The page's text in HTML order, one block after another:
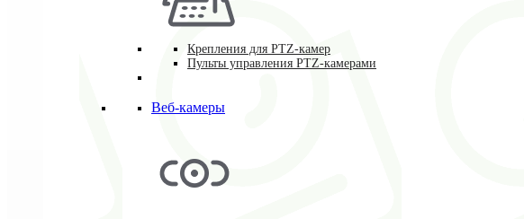
Крепления для PTZ-камер
Пульты управления PTZ-камерами
Веб-камеры